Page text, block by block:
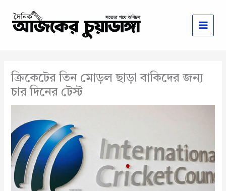
content
ক্রিকেটের তিন মোড়ল ছাড়া বাকিদের জন্য
চার দিনের টেস্ট